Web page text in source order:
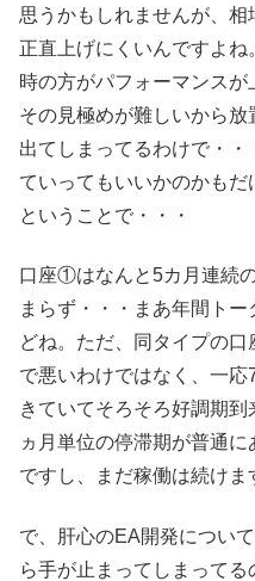
思うかもしれませんが、
正直上げにくいんですよ
時の方がパフォーマンスが
その見極めが難しいから
出てしまってるわけで・
ていってもいいかのかも
ということで・・・
口座①はなんと5カ月連続
まらず・・・まあ年間ト
どね。ただ、同タイプの
で悪いわけではなく、一
きていてそろそろ好調期
ヵ月単位の停滞期が普通
ですし、まだ稼働は続けま
で、肝心のEA開発につい
ら手が止まってしまって